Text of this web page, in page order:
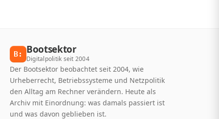
B: Bootsektor
Digitalpolitik seit 2004
Der Bootsektor beobachtet seit 2004, wie
Urheberrecht, Betriebssysteme und Netzpolitik
den Alltag am Rechner verändern. Heute als
Archiv mit Einordnung: was damals passiert ist
und was davon geblieben ist.